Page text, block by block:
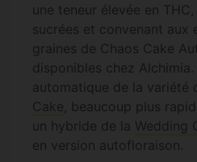
une teneur élevée en
sucrées et convenant aux
graines de Chaos Cake
disponibles chez
automatique de la variété
Cake, beaucoup plus
un hybride de la Wedding
en version autofloraison.